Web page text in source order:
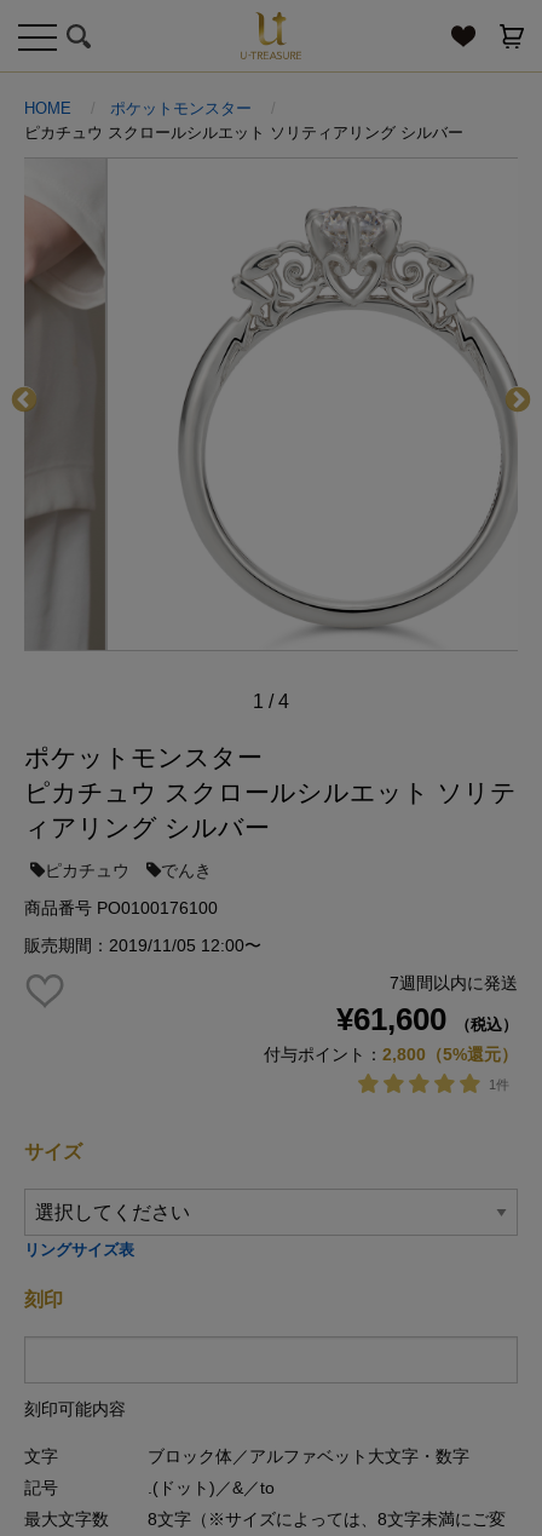
toggle
navigation
HOME
ポケットモンスター
ピカチュウ スクロールシルエット ソリティアリング シルバー
1 /4
ポケットモンスター
ピカチュウ スクロールシルエット ソリテ
ィアリング シルバー
ピカチュウ
でんき
商品番号 PO0100176100
販売期間：2019/11/05 12:00〜
7週間以内に発送
¥61,600 （税込）
付与ポイント： 2,800（5%還元）
1件
サイズ
リングサイズ表
刻印
刻印可能内容
文字
ブロック体／アルファベット大文字・数字
記号
.(ドット)／&／to
最大文字数
8文字（※サイズによっては、8文字未満にご変